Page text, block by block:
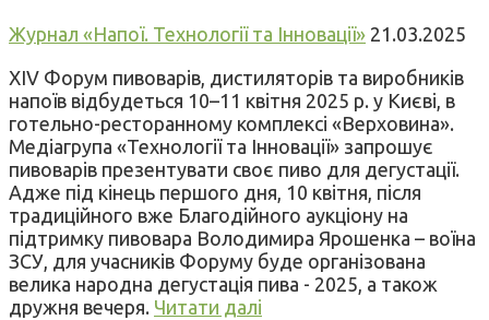
Журнал «Напої. Технології та Інновації» 21.03.2025
XIV Форум пивоварів, дистиляторів та виробників
напоїв відбудеться 10–11 квітня 2025 р. у Києві, в
готельно-ресторанному комплексі «Верховина».
Медіагрупа «Технології та Інновації» запрошує
пивоварів презентувати своє пиво для дегустації.
Адже під кінець першого дня, 10 квітня, після
традиційного вже Благодійного аукціону на
підтримку пивовара Володимира Ярошенка – воїна
ЗСУ, для учасників Форуму буде організована
велика народна дегустація пива - 2025, а також
дружня вечеря. Читати далі